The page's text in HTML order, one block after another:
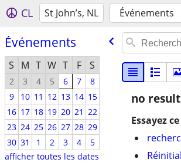
CL St John’s, NL Événements
Événements
S M T W T F S
2 3 4 5 6 7
8
9
10 11 12 13 14 15
16 17 18 19 20 21 22
23 24 25 26 27 28 29
30 31 1 2 3 4
5
afficher toutes les dates
no
Essayez